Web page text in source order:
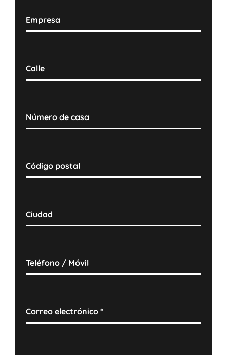
Empresa
Calle
Número de casa
Código postal
Ciudad
Teléfono / Móvil
Correo electrónico*